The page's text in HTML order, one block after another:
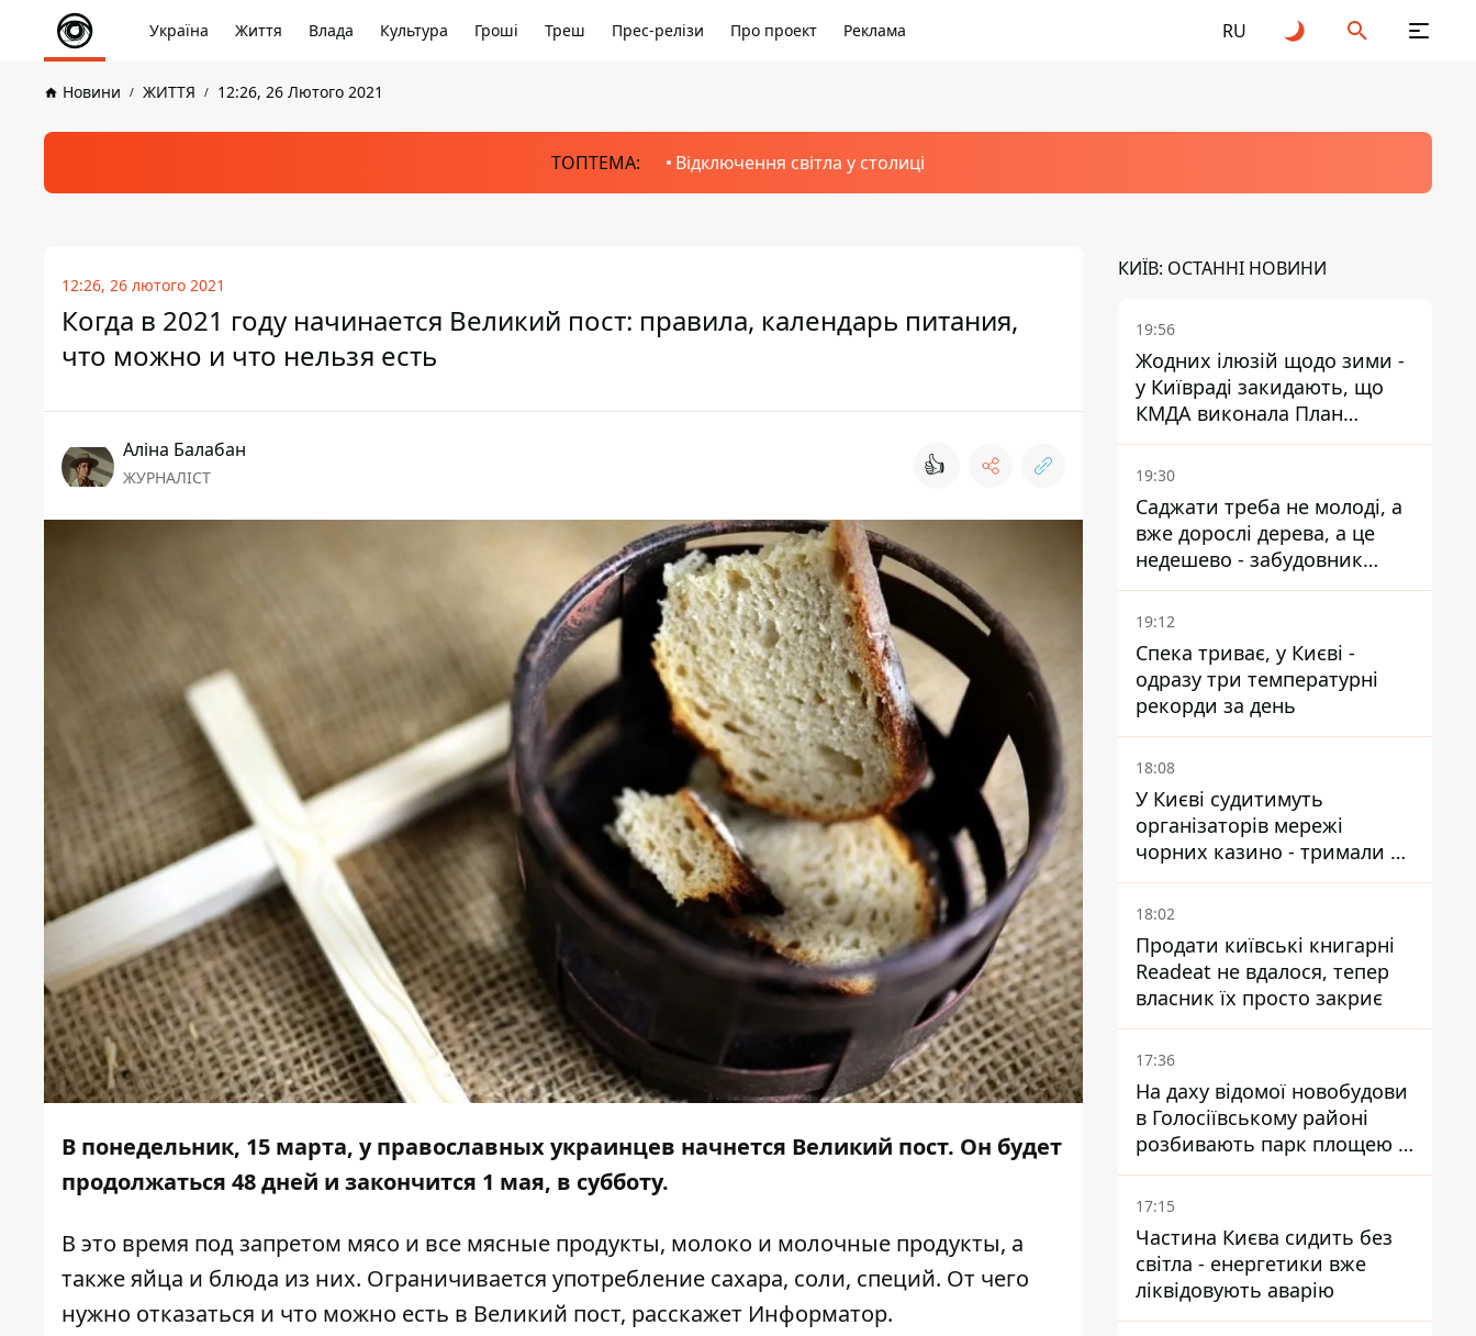
Україна Життя Влада Культура Гроші Треш Прес-релізи Про проект Реклама RU
Новини ЖИТТЯ 12:26, 26 Лютого 2021
ТОПТЕМА: Відключення світла у столиці
12:26, 26 лютого 2021
Когда в 2021 году начинается Великий пост: правила, календарь питания,
что можно и что нельзя есть
Аліна Балабан
ЖУРНАЛІСТ 👍
В понедельник, 15 марта, у православных украинцев начнется Великий пост. Он будет
продолжаться 48 дней и закончится 1 мая, в субботу.
В это время под запретом мясо и все мясные продукты, молоко и молочные продукты, а
также яйца и блюда из них. Ограничивается употребление сахара, соли, специй. От чего
нужно отказаться и что можно есть в Великий пост, расскажет Информатор.
КИЇВ: ОСТАННІ НОВИНИ
19:56
Жодних ілюзій щодо зими -
у Київраді закидають, що
КМДА виконала План
стійкості на 20%
19:30
Саджати треба не молоді, а
вже дорослі дерева, а це
недешево - забудовник
Ніконов
19:12
Спека триває, у Києві -
одразу три температурні
рекорди за день
18:08
У Києві судитимуть
організаторів мережі
чорних казино - тримали 39
закладів
18:02
Продати київські книгарні
Readeat не вдалося, тепер
власник їх просто закриє
17:36
На даху відомої новобудови
в Голосіївському районі
розбивають парк площею в
гектар
17:15
Частина Києва сидить без
світла - енергетики вже
ліквідовують аварію